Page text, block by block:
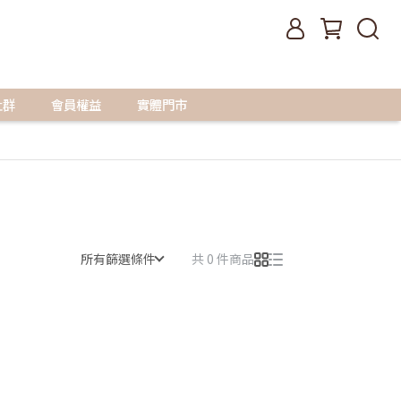
會員權益 實體門市
所有篩選條件 共 0 件商品